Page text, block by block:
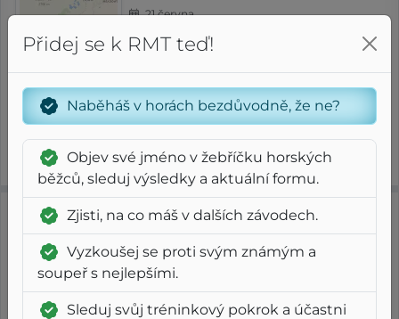
21 června
⨦ 9 km
/ 305
g m s
Tempo FAP
2023
UTMB®
UTMB
1 září
Přidej se k RMT teď!
Naběháš v horách bezdůvodně, že ne?
Objev své jméno v žebříčku horských
běžců, sleduj výsledky a aktuální formu.
Zjisti, na co máš v dalších závodech.
Vyzkoušej se proti svým známým a
soupeř s nejlepšími.
Sleduj svůj tréninkový pokrok a účastni